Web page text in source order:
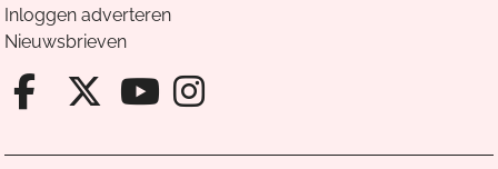
Inloggen adverteren
Nieuwsbrieven
Facebook van Cvandaag
X van Cvandaag
Instagram van